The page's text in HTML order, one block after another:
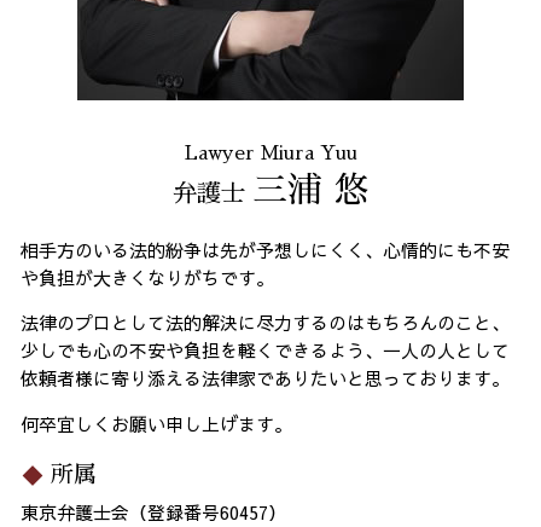
Lawyer Miura Yuu
弁護士 三浦 悠
相手方のいる法的紛争は先が予想しにくく、心情的にも不安
や負担が大きくなりがちです。
法律のプロとして法的解決に尽力するのはもちろんのこと、
少しでも心の不安や負担を軽くできるよう、一人の人として
依頼者様に寄り添える法律家でありたいと思っております。
何卒宜しくお願い申し上げます。
所属
東京弁護士会（登録番号60457）